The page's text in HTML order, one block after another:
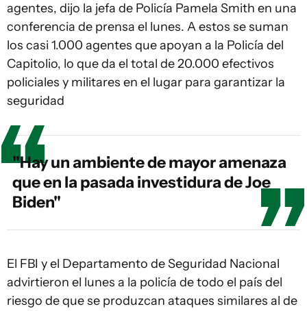
agentes, dijo la jefa de Policía Pamela Smith en una
conferencia de prensa el lunes. A estos se suman
los casi 1.000 agentes que apoyan a la Policía del
Capitolio, lo que da el total de 20.000 efectivos
policiales y militares en el lugar para garantizar la
seguridad
"Hay un ambiente de mayor amenaza
que en la pasada investidura de Joe
Biden"
El FBI y el Departamento de Seguridad Nacional
advirtieron el lunes a la policía de todo el país del
riesgo de que se produzcan ataques similares al de